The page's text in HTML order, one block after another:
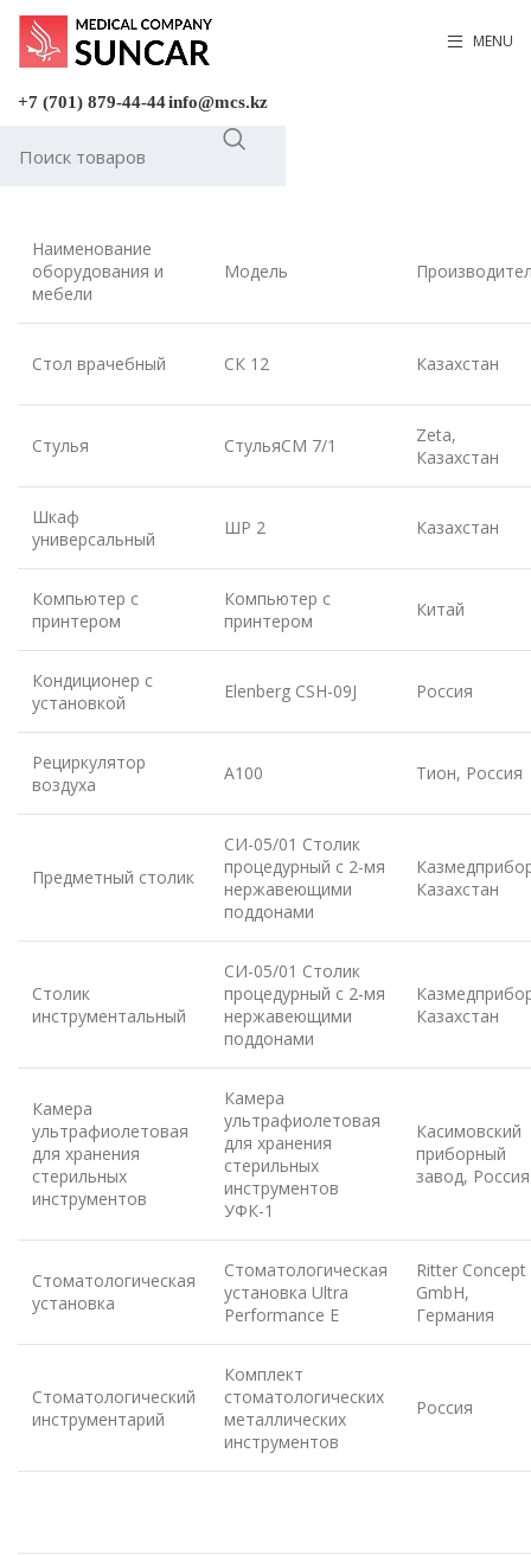
MENU
+7 (701) 879-44-44info@mcs.kz
Наименование
оборудования и
мебели
Модель
Стол врачебный СК 12 Казахстан
Стулья СтульяСМ 7/1
Zeta,
Казахстан
Шкаф
универсальный
ШР 2 Казахстан
Компьютер с
принтером
Компьютер с
принтером
Китай
Кондиционер с
установкой
Elenberg CSH-09J Россия
Рециркулятор
воздуха
А100 Тион, Россия
Предметный столик
СИ-05/01 Столик
процедурный с 2-мя
нержавеющими
поддонами
Казахстан
Столик
инструментальный
СИ-05/01 Столик
процедурный с 2-мя
нержавеющими
поддонами
Казахстан
Камера
ультрафиолетовая
для хранения
стерильных
инструментов
Камера
ультрафиолетовая
для хранения
стерильных
инструментов
УФК-1
Касимовский
приборный
завод, Россия
Стоматологическая
установка
Стоматологическая
установка Ultra
Performance E
Ritter Concept
GmbH,
Германия
Стоматологический
инструментарий
Комплект
стоматологических
металлических
инструментов
Россия